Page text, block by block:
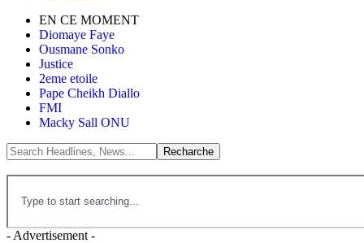
EN CE MOMENT
Diomaye Faye
Ousmane Sonko
Justice
2eme etoile
Pape Cheikh Diallo
FMI
Macky Sall ONU
- Advertisement -